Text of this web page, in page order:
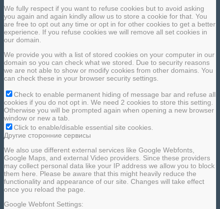
We fully respect if you want to refuse cookies but to avoid asking
you again and again kindly allow us to store a cookie for that. You
are free to opt out any time or opt in for other cookies to get a better
experience. If you refuse cookies we will remove all set cookies in
our domain.
We provide you with a list of stored cookies on your computer in our
domain so you can check what we stored. Due to security reasons
we are not able to show or modify cookies from other domains. You
can check these in your browser security settings.
Check to enable permanent hiding of message bar and refuse all
cookies if you do not opt in. We need 2 cookies to store this setting.
Otherwise you will be prompted again when opening a new browser
window or new a tab.
Click to enable/disable essential site cookies.
Другие сторонние сервисы
We also use different external services like Google Webfonts,
Google Maps, and external Video providers. Since these providers
may collect personal data like your IP address we allow you to block
them here. Please be aware that this might heavily reduce the
functionality and appearance of our site. Changes will take effect
once you reload the page.
Google Webfont Settings: